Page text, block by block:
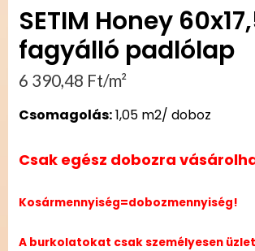
SETIM Honey
fagyálló padlólap
6 390,48 Ft/m²
Csomagolás:1,05 m2/ doboz
Csak egész dobozra
Kosármennyiség=dobozmennyiség!
A burkolatokat csak személyesen